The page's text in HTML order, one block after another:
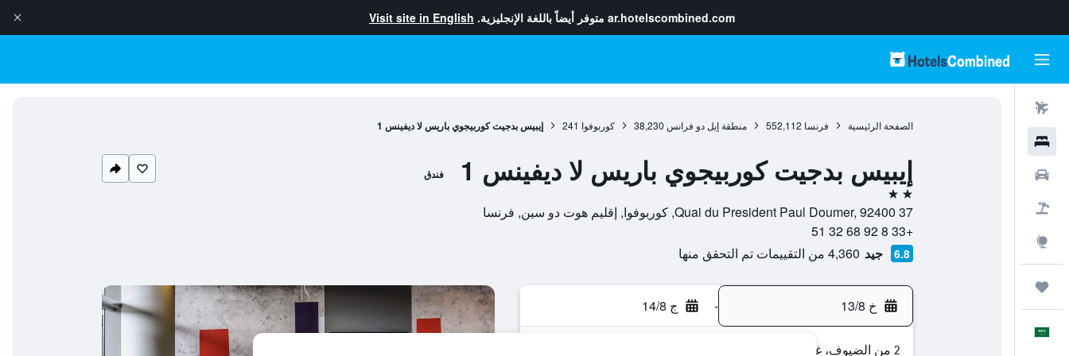
ar.hotelscombined.com متوفر أيضاً باللغة الإنجليزية. Visit site in English
الصفحة الرئيسية فرنسا 552,112 منطقة إيل دو فرانس 38,230 كوربوفوا 241 إيبيس بدجيت كوربيجوي باريس لا ديفينس 1
إيبيس بدجيت كوربيجوي باريس لا ديفينس 1 فندق
2 نجمتين
37 Quai du President Paul Doumer, 92400, كوربوفوا, إقليم هوت دو سين, فرنسا
+33 8 92 68 32 51
6.8 جيد 4,360 من التقييمات تم التحقق منها
خ 13/8 - ج 14/8
2 من الضيوف، غرفة واحدة